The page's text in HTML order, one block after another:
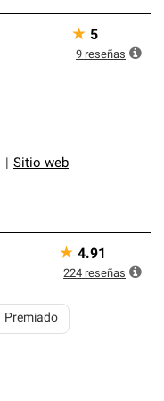
Sitio web
★ 5
9 reseñas
Premiado
★ 4.91
224 reseñas